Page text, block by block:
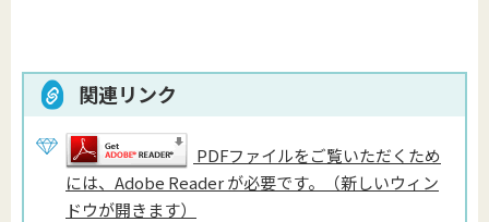
関連リンク
PDFファイルをご覧いただくため
には、Adobe Reader が必要です。（新しいウィン
ドウが開きます）